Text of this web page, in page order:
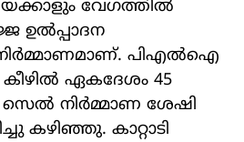
വേഗത്തിൽ
ഉൽപ്പാദന
പിഎൽഐ
കീഴിൽ ഏകദേശം 45
സെൽ നിർമ്മാണ ശേഷി
കഴിഞ്ഞു. കാറ്റാടി